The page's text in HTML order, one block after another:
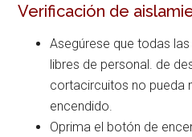
Verificación de
Asegúrese que todas
libres de personal. de
cortacircuitos no pueda
encendido.
Oprima el botón de